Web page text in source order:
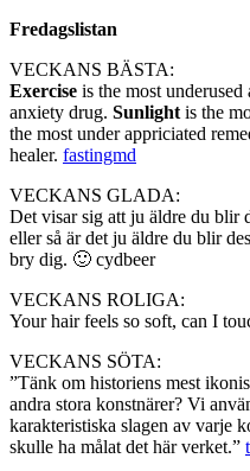
Fredagslistan
VECKANS BÄSTA:
Exercise is the most underused
anxiety drug. Sunlight is the
the most under appriciated
healer. fastingmd
VECKANS GLADA:
Det visar sig att ju äldre du blir
eller så är det ju äldre du blir
bry dig. 🙂 cydbeer
VECKANS ROLIGA:
Your hair feels so soft, can I
VECKANS SÖTA:
”Tänk om historiens mest
andra stora konstnärer? Vi
karakteristiska slagen av varje
skulle ha målat det här verket.”